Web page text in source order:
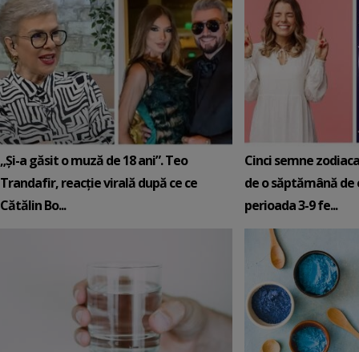
„Și-a găsit o muză de 18 ani”. Teo
Trandafir, reacție virală după ce ce
Cătălin Bo...
Cinci semne
de o săptămână de
perioada 3-9 fe...